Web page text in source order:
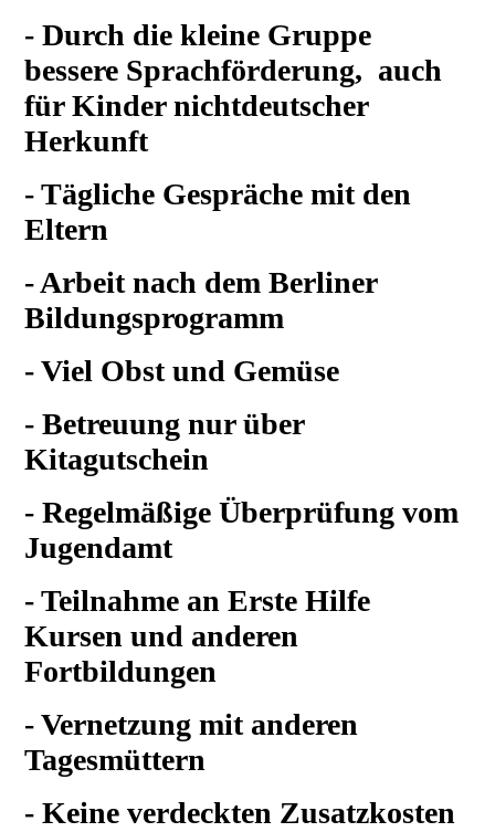
- Durch die kleine Gruppe
bessere Sprachförderung, auch
für Kinder nichtdeutscher
Herkunft
- Tägliche Gespräche mit den
Eltern
- Arbeit nach dem Berliner
Bildungsprogramm
- Viel Obst und Gemüse
- Betreuung nur über
Kitagutschein
- Regelmäßige Überprüfung vom
Jugendamt
- Teilnahme an Erste Hilfe
Kursen und anderen
Fortbildungen
- Vernetzung mit anderen
Tagesmüttern
- Keine verdeckten Zusatzkosten